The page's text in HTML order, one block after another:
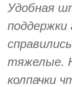
Удобная
поддержки
тяжелые.
колпачки